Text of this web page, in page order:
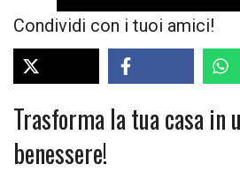
Condividi con i tuoi amici!
Trasforma la tua casa in
benessere!